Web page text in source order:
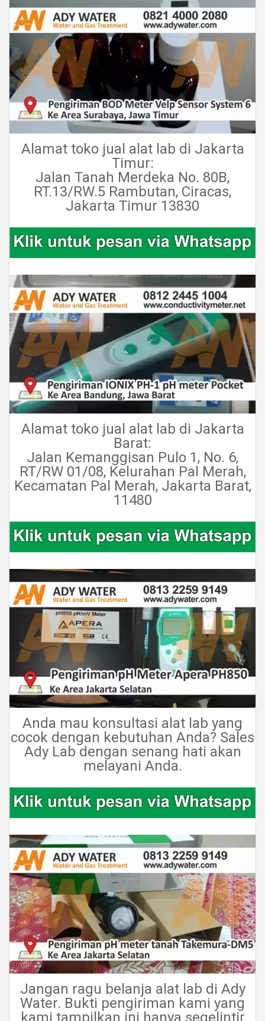
Alamat toko jual alat lab di Jakarta
Timur:
Jalan Tanah Merdeka No. 80B,
RT.13/RW.5 Rambutan, Ciracas,
Jakarta Timur 13830
Alamat toko jual alat lab di Jakarta
Barat:
Jalan Kemanggisan Pulo 1, No. 6,
RT/RW 01/08, Kelurahan Pal Merah,
Kecamatan Pal Merah, Jakarta Barat,
11480
Anda mau konsultasi alat lab yang
cocok dengan kebutuhan Anda? Sales
Ady Lab dengan senang hati akan
melayani Anda.
Jangan ragu belanja alat lab di Ady
Water. Bukti pengiriman kami yang
kami tampilkan ini hanya segelintir